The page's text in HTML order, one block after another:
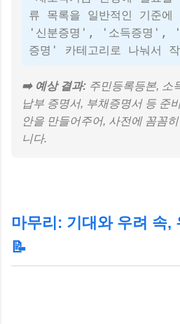
류 목록을 일반적인 기준에
'신분증명', '소득증명',
증명' 카테고리로 나눠서
➡️ 예상 결과: 주민등록등본, 소
납부 증명서, 부채증명서 등 준
안을 만들어주어, 사전에 꼼꼼
니다.
마무리: 기대와 우려 속,
📝